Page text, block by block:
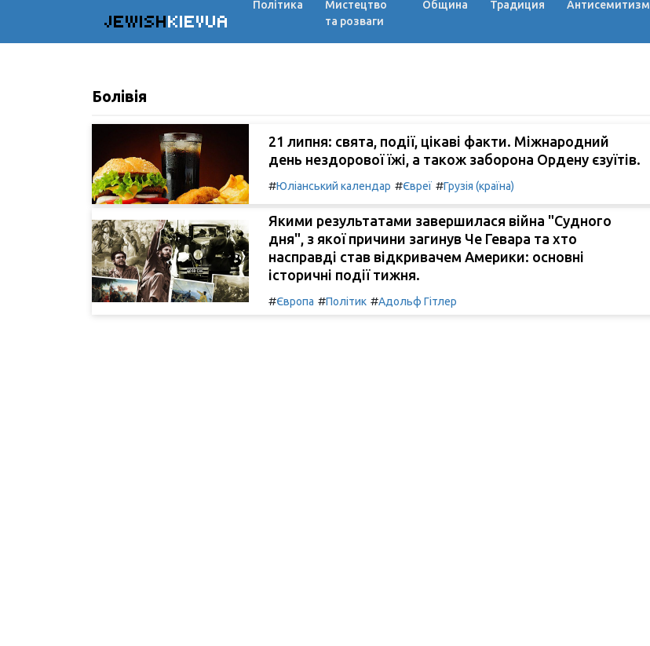
JEWISHKIEVUA
Політика
Мистецтво
та розваги
Община Традиция Антисемитизм
Болівія
21 липня: свята, події, цікаві факти. Міжнародний
день нездорової їжі, а також заборона Ордену єзуїтів.
#Юліанський календар #Євреї #Грузія (країна)
Якими результатами завершилася війна "Судного
дня", з якої причини загинув Че Гевара та хто
насправді став відкривачем Америки: основні
історичні події тижня.
#Європа #Політик #Адольф Гітлер